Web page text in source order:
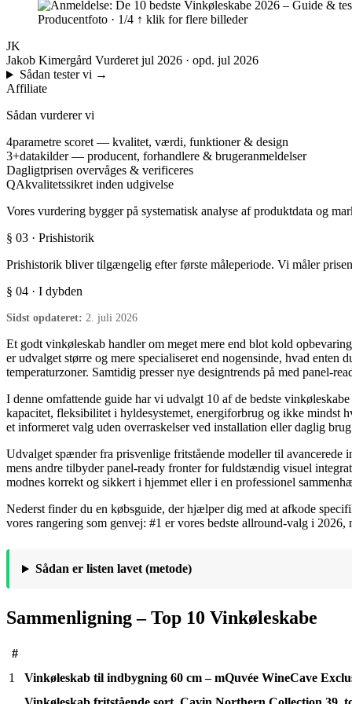
Producentfoto · 1/4 ↑ klik for flere billeder
JK
Jakob Kimergård Vurderet jul 2026 · opd. jul 2026
Sådan tester vi →
Affiliate
Sådan vurderer vi
4parametre scoret — kvalitet, værdi, funktioner & design
3+datakilder — producent, forhandlere & brugeranmeldelser
Dagligtprisen overvåges & verificeres
QAkvalitetssikret inden udgivelse
Vores vurdering bygger på systematisk analyse af produktdata og
§ 03 · Prishistorik
Prishistorik bliver tilgængelig efter første måleperiode. Vi måler
§ 04 · I dybden
Sidst opdateret: 2. juli 2026
Et godt vinkøleskab handler om meget mere end blot kold
er udvalget større og mere specialiseret end nogensinde, hvad
temperaturzoner. Samtidig presser nye designtrends på med panel-
I denne omfattende guide har vi udvalgt 10 af de bedste
kapacitet, fleksibilitet i hyldesystemet, energiforbrug og ikke mindst
et informeret valg uden overraskelser ved installation eller daglig
Udvalget spænder fra prisvenlige fritstående modeller til
mens andre tilbyder panel-ready fronter for fuldstændig visuel
modnes korrekt og sikkert i hjemmet eller i en professionel
Nederst finder du en købsguide, der hjælper dig med at afkode
vores rangering som genvej: #1 er vores bedste allround-valg i
Sådan er listen lavet (metode)
Sammenligning – Top 10 Vinkøleskabe
#
1
Vinkøleskab til indbygning 60 cm – mQuvée WineCave